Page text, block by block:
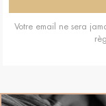
Votre email ne sera